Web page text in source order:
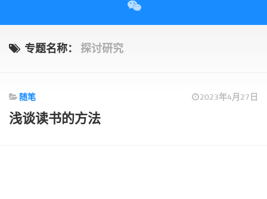
互动
专题名称： 探讨研究
随笔 2023年4月27日
浅谈读书的方法